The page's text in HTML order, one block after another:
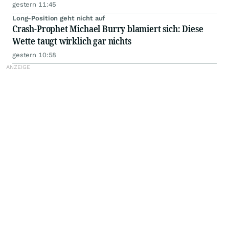
gestern 11:45
Long-Position geht nicht auf
Crash-Prophet Michael Burry blamiert sich: Diese
Wette taugt wirklich gar nichts
gestern 10:58